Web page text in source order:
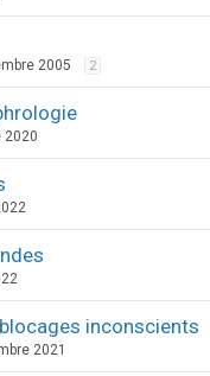
2005 2
2020
inconscients
2021